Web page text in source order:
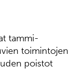
tammi-
toimintojen
poistot